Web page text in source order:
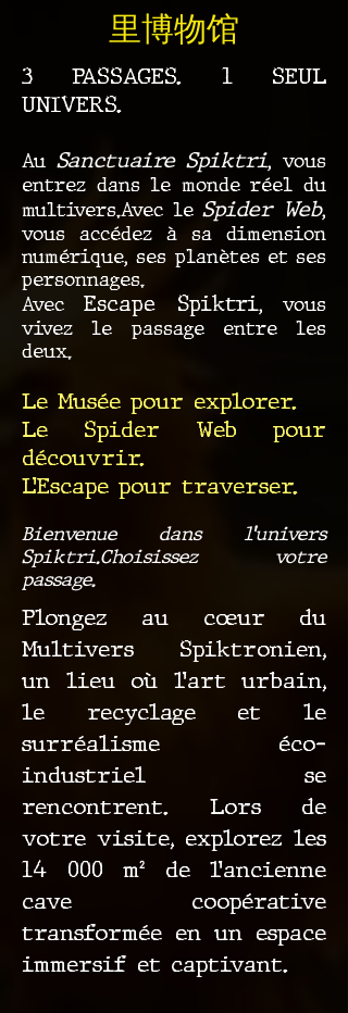
里博物馆
3 PASSAGES. 1 SEUL
UNIVERS.
Au Sanctuaire Spiktri, vous
entrez dans le monde réel du
multivers.Avec leSpider Web,
vous accédez à sa dimension
numérique, ses planètes et ses
personnages.
AvecEscape Spiktri, vous
vivez le passage entre les
deux.
Le Musée pour explorer.
Le Spider Web pour
découvrir.
L’Escape pour traverser.
Bienvenue dans l’univers
Spiktri.Choisissez votre
passage.
Plongez au cœur du
Multivers Spiktronien,
un lieu où l’art urbain,
le recyclage et le
surréalisme éco-
industriel se
rencontrent. Lors de
votre visite, explorez les
14 000 m² de l’ancienne
cave coopérative
transformée en un espace
immersif et captivant.